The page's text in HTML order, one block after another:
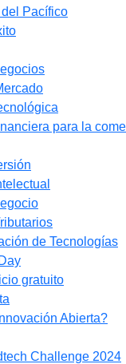
Pacífico
para la
de Tecnologías
gratuito
Abierta?
Challenge 2024